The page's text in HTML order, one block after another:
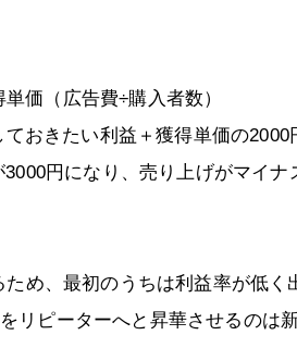
価（広告費÷購入者数）
おきたい利益＋獲得単価の2000
円になり、売り上げがマイナ
め、最初のうちは利益率が低く
リピーターへと昇華させるのは